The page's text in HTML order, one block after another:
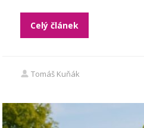
Celý článek
Tomáš Kuňák